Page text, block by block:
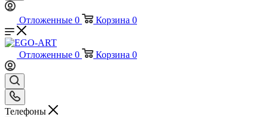
Отложенные 0 Корзина 0
Отложенные 0 Корзина 0
Телефоны